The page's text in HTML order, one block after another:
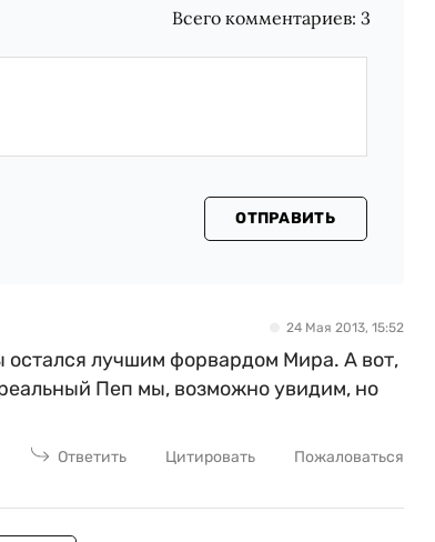
Всего комментариев:3
ОТПРАВИТЬ
24 Мая 2013, 15:52
остался лучшим форвардом Мира. А вот,
Пеп мы, возможно увидим, но
Ответить Цитировать Пожаловаться